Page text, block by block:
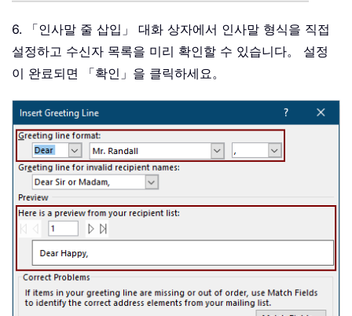
6. 「인사말 줄 삽입」 대화 상자에서 인사말 형식을 직접
설정하고 수신자 목록을 미리 확인할 수 있습니다。 설정
이 완료되면 「확인」을 클릭하세요。